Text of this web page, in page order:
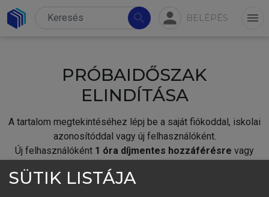
search person BELÉPÉS menu
PRÓBAIDŐSZAK
ELINDÍTÁSA
A tartalom megtekintéséhez lépj be a saját fiókoddal, iskolai
azonosítóddal vagy új felhasználóként.
Új felhasználóként 1 óra díjmentes hozzáférésre vagy
SÜTIK LISTÁJA